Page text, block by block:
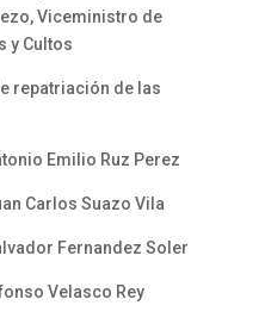
Viceministro de
y Cultos
repatriación de las
Emilio Ruz Perez
Carlos Suazo Vila
Fernandez Soler
Velasco Rey